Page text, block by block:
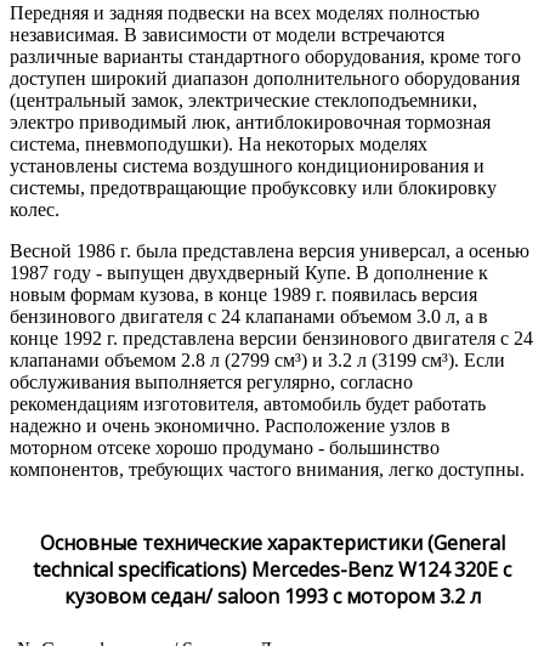
Передняя и задняя подвески на всех моделях полностью
независимая. В зависимости от модели встречаются
различные варианты стандартного оборудования, кроме того
доступен широкий диапазон дополнительного оборудования
(центральный замок, электрические стеклоподъемники,
электро приводимый люк, антиблокировочная тормозная
система, пневмоподушки). На некоторых моделях
установлены система воздушного кондиционирования и
системы, предотвращающие пробуксовку или блокировку
колес.
Весной 1986 г. была представлена версия универсал, а осенью
1987 году - выпущен двухдверный Купе. В дополнение к
новым формам кузова, в конце 1989 г. появилась версия
бензинового двигателя с 24 клапанами объемом 3.0 л, а в
конце 1992 г. представлена версии бензинового двигателя с 24
клапанами объемом 2.8 л (2799 см³) и 3.2 л (3199 см³). Если
обслуживания выполняется регулярно, согласно
рекомендациям изготовителя, автомобиль будет работать
надежно и очень экономично. Расположение узлов в
моторном отсеке хорошо продумано - большинство
компонентов, требующих частого внимания, легко доступны.
Основные технические характеристики (General
technical specifications) Mercedes-Benz W124 320E с
кузовом седан/ saloon 1993 с мотором 3.2 л